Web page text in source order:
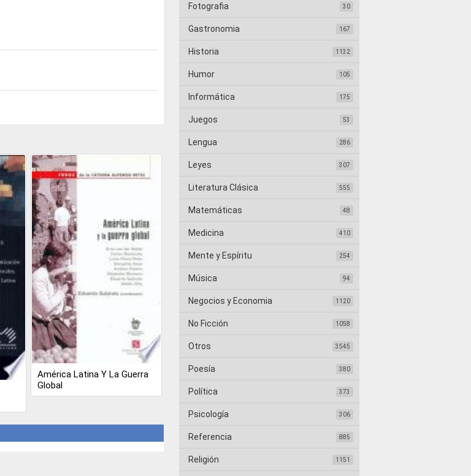
América Latina Y La Guerra
Global
Fotografia 30
Gastronomia 167
Historia 1132
Humor 105
Informática 175
Juegos 53
Lengua 286
Leyes 307
Literatura Clásica 555
Matemáticas 48
Medicina 410
Mente y Espíritu 254
Música 94
Negocios y Economia 1120
No Ficción 1058
Otros 3545
Poesía 380
Política 373
Psicología 306
Referencia 885
Religión 1151